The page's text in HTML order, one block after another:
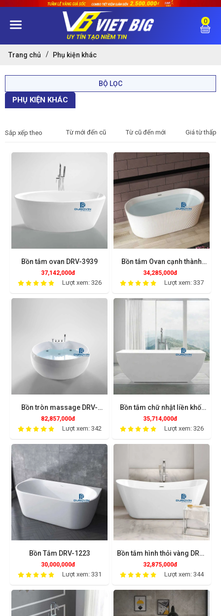
0
Trang chủ Phụ kiện khác
BỘ LỌC
PHỤ KIỆN KHÁC
Sắp xếp theo Từ mới đến cũ Từ cũ đến mới Giá từ thấp
Bồn tắm ovan DRV-3939
37,142,000đ
Lượt xem: 326
Bồn tắm Ovan cạnh thành
chỉ DRV-1242
34,285,000đ
Lượt xem: 337
Bồn tròn massage DRV-
3979
82,857,000đ
Lượt xem: 342
Bồn tắm chữ nhật liền khối
DRV-1219
35,714,000đ
Lượt xem: 326
Bồn Tắm DRV-1223
30,000,000đ
Lượt xem: 331
Bồn tắm hình thỏi vàng DRV-
1202
32,875,000đ
Lượt xem: 344